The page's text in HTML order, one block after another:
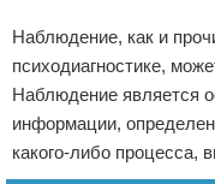
Наблюдение, как и
психодиагностике,
Наблюдение является
информации,
какого-либо процесса,